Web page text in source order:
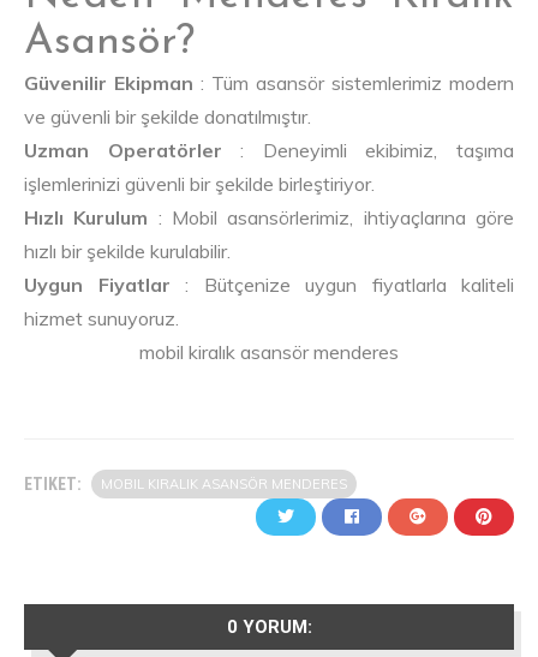
Asansör?
Güvenilir Ekipman : Tüm asansör sistemlerimiz modern
ve güvenli bir şekilde donatılmıştır.
Uzman Operatörler : Deneyimli ekibimiz, taşıma
işlemlerinizi güvenli bir şekilde birleştiriyor.
Hızlı Kurulum : Mobil asansörlerimiz, ihtiyaçlarına göre
hızlı bir şekilde kurulabilir.
Uygun Fiyatlar : Bütçenize uygun fiyatlarla kaliteli
hizmet sunuyoruz.
mobil kiralık asansör menderes
ETIKET: MOBIL KIRALIK ASANSÖR MENDERES
0 YORUM: